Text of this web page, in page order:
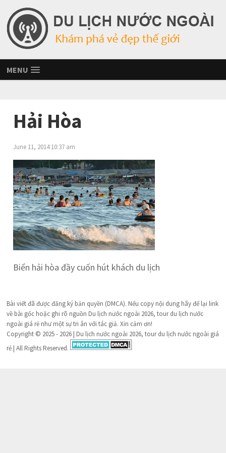
MENU
Hải Hòa
June 11, 2014 10:37 am
Biển hải hòa đầy cuốn hút khách du lịch
Bài viết đã được đăng ký bản quyền (DMCA). Nếu copy nội dung hãy để lại link
về bài gốc hoặc ghi rõ nguồn Du lịch nước ngoài 2026, tour du lịch nước
ngoài giá rẻ như một sự tri ân với tác giả. Xin cảm ơn!
Copyright © 2025 - 2026 | Du lịch nước ngoài 2026, tour du lịch nước ngoài giá
rẻ | All Rights Reserved.